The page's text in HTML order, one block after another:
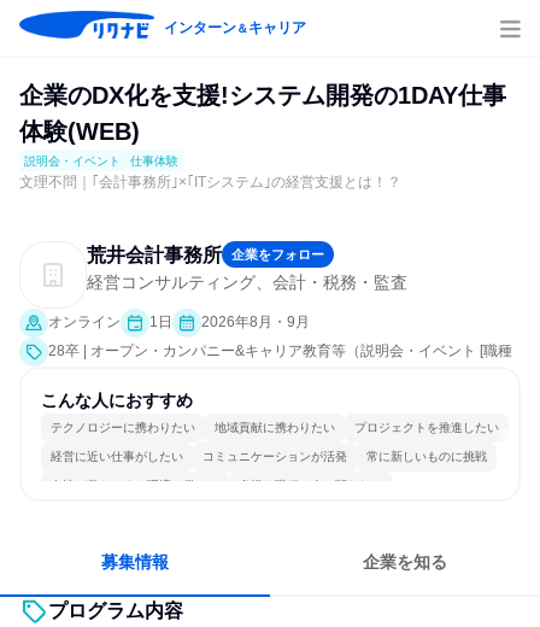
インターン＆キャリア
企業のDX化を支援!システム開発の1DAY仕事
体験(WEB)
説明会・イベント 仕事体験
文理不問｜｢会計事務所｣×｢ITシステム｣の経営支援とは！？
荒井会計事務所 企業をフォロー
経営コンサルティング、会計・税務・監査
オンライン 1日
2026年8月・9月
28卒 | オープン・カンパニー&キャリア教育等（説明会・イベント [職種
こんな人におすすめ
テクノロジーに携わりたい 地域貢献に携わりたい プロジェクトを推進したい
経営に近い仕事がしたい コミュニケーションが活発 常に新しいものに挑戦
女性が働きやすい環境で働ける 多様な職種の人と関われる
募集情報 企業を知る
プログラム内容